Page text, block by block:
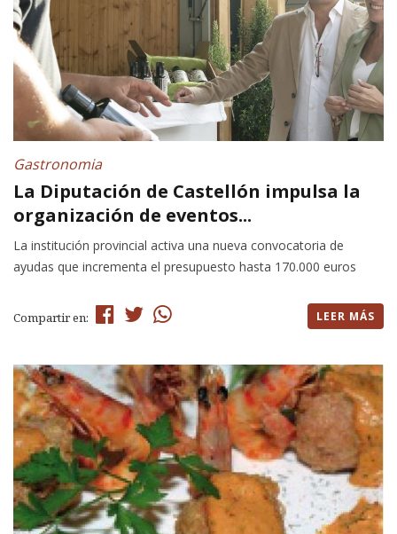
Gastronomia
La Diputación de Castellón impulsa la
organización de eventos...
La institución provincial activa una nueva convocatoria de
ayudas que incrementa el presupuesto hasta 170.000 euros
Compartir en: LEER MÁS